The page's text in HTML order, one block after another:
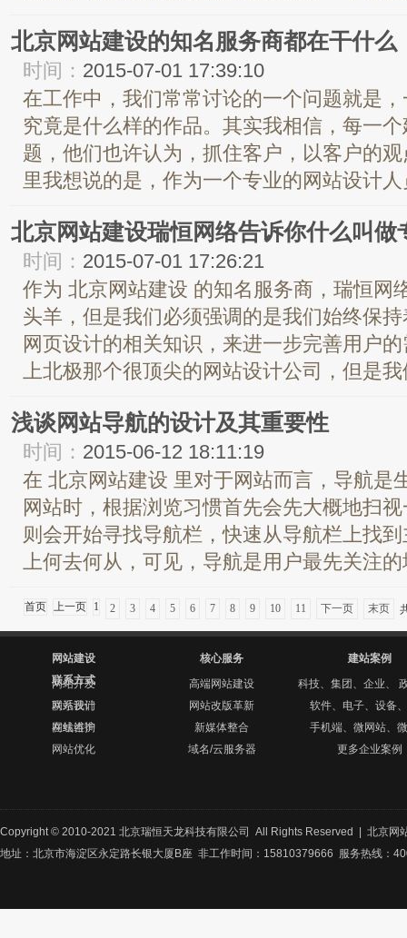
北京网站建设的知名服务商都在干什么
时间： 2015-07-01 17:39:10
在工作中，我们常常讨论的一个问题就是
究竟是什么样的作品。其实我相信，每一
题，他们也许认为，抓住客户，以客户的
里我想说的是，作为一个专业的网站设计
北京网站建设瑞恒网络告诉你什么叫做
时间： 2015-07-01 17:26:21
作为 北京网站建设 的知名服务商，瑞恒网
头羊，但是我们必须强调的是我们始终保
网页设计的相关知识，来进一步完善用户
上北极那个很顶尖的网站设计公司，但是
浅谈网站导航的设计及其重要性
时间： 2015-06-12 18:11:19
在 北京网站建设 里对于网站而言，导航是
网站时，根据浏览习惯首先会先大概地扫
则会开始寻找导航栏，快速从导航栏上找
上何去何从，可见，导航是用户最先关注
首页 上一页 1 2 3 4 5 6 7 8 9 10 11 下一页 末页
网站建设
网站开发
网站设计
网站维护
网站优化
核心服务
高端网站建设
网站改版革新
新媒体整合
域名/云服务器
建站案例
科技、集团、企业、
软件、电子、设备
手机端、微网站、
更多企业案例
联系方式
联系我们
在线咨询
Copyright © 2010-2021 北京瑞恒天龙科技有限公司 All Rights Reserved | 北京网
地址：北京市海淀区永定路长银大厦B座 非工作时间：15810379666 服务热线：